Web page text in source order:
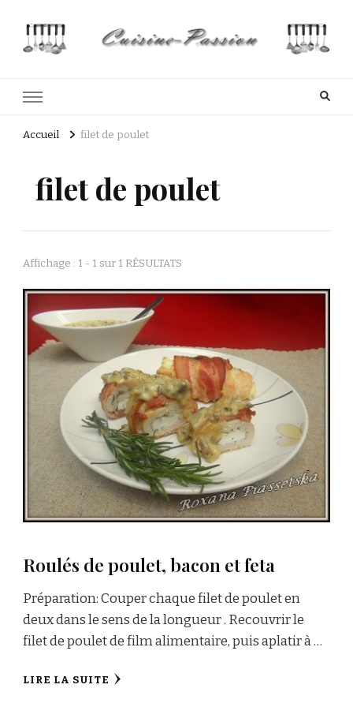
Accueil filet de poulet
filet de poulet
Affichage : 1 - 1 sur 1 RÉSULTATS
Roulés de poulet, bacon et feta
Préparation: Couper chaque filet de poulet en
deux dans le sens de la longueur . Recouvrir le
filet de poulet de film alimentaire, puis aplatir à …
LIRE LA SUITE